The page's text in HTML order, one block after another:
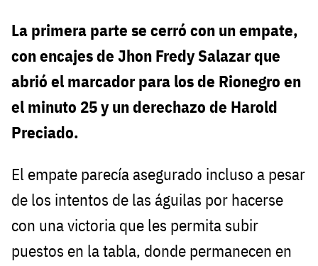
La primera parte se cerró con un empate,
con encajes de Jhon Fredy Salazar que
abrió el marcador para los de Rionegro en
el minuto 25 y un derechazo de Harold
Preciado.
El empate parecía asegurado incluso a pesar
de los intentos de las águilas por hacerse
con una victoria que les permita subir
puestos en la tabla, donde permanecen en